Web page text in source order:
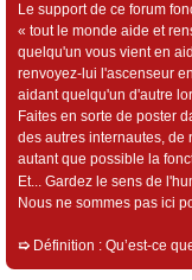
Le support de ce forum
« tout le monde aide et
quelqu'un vous vient en
renvoyez-lui l'ascenseur
aidant quelqu'un d'autre
Faites en sorte de poster
des autres internautes, de
autant que possible la
Et... Gardez le sens de
Nous ne sommes pas ici
➯ Définition : Qu’est-ce